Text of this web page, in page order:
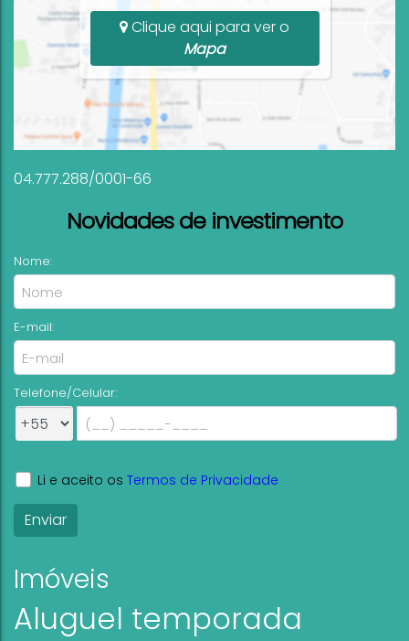
Clique aqui para ver o
Mapa
04.777.288/0001-66
Novidades de investimento
Nome:
E-mail:
Telefone/Celular:
Li e aceito os Termos de Privacidade
Imóveis
Aluguel temporada